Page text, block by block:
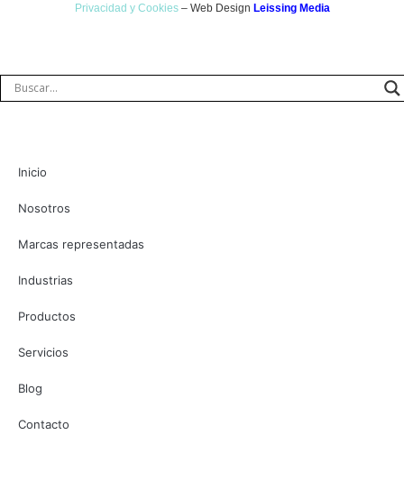
Privacidad y Cookies– Web Design Leissing Media
Inicio
Nosotros
Marcas representadas
Industrias
Productos
Servicios
Blog
Contacto